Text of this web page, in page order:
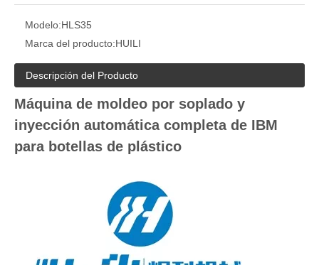
Modelo:HLS35
Marca del producto:HUILI
Descripción del Producto
Máquina de moldeo por soplado y
inyección automática completa de IBM
para botellas de plástico